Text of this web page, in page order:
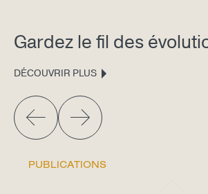
Gardez le fil des
DÉCOUVRIR PLUS
PUBLICATIONS